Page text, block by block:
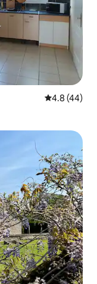
Calificación
4.8 (44)